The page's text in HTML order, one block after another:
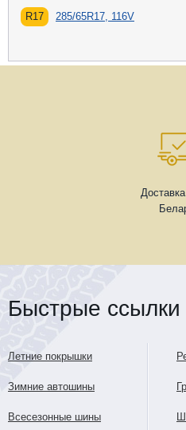
R17 285/65R17, 116V
Быстрые ссылки
Летние покрышки
Зимние автошины
Всесезонные шины